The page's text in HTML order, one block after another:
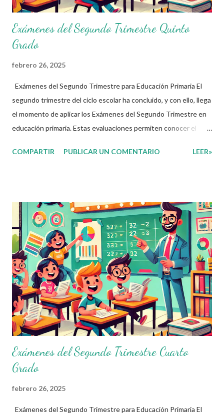
Exámenes del Segundo Trimestre Quinto
Grado
febrero 26, 2025
Exámenes del Segundo Trimestre para Educación Primaria El
segundo trimestre del ciclo escolar ha concluido, y con ello, llega
el momento de aplicar los Exámenes del Segundo Trimestre en
educación primaria. Estas evaluaciones permiten conocer el
establecidos en el nuevo plan de estudios: Lenguajes Saberes y
en el aprendizaje de sus estudiantes. Compartimos los
Exámenes del Segundo Trimestre Con el objetivo de apoyar a la
comunidad educativa, ponemos a su disposición los Exámenes
del Segundo Trimestre para todos los grados de educación
primaria. Estos materiales han sido elaborados por el Profe Díaz ,
un docente comprometido con la educación que
constantemente comparte material didáctico de gran calidad.
Agradecemos profun...
COMPARTIR PUBLICAR UN COMENTARIO LEER»
Exámenes del Segundo Trimestre Cuarto
Grado
febrero 26, 2025
Exámenes del Segundo Trimestre para Educación Primaria El